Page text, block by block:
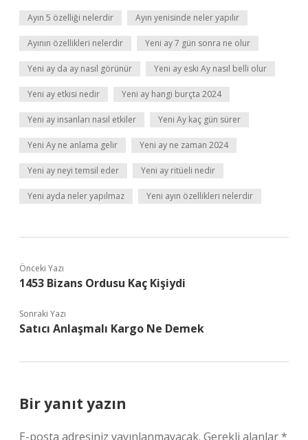
Ayın 5 özelliği nelerdir Ayın yenisinde neler yapılır
Ayının özellikleri nelerdir Yeni ay 7 gün sonra ne olur
Yeni ay da ay nasıl görünür Yeni ay eski Ay nasıl belli olur
Yeni ay etkisi nedir Yeni ay hangi burçta 2024
Yeni ay insanları nasıl etkiler Yeni Ay kaç gün sürer
Yeni Ay ne anlama gelir Yeni ay ne zaman 2024
Yeni ay neyi temsil eder Yeni ay ritüeli nedir
Yeni ayda neler yapılmaz Yeni ayın özellikleri nelerdir
Önceki Yazı
1453 Bizans Ordusu Kaç Kişiydi
Sonraki Yazı
Satıcı Anlaşmalı Kargo Ne Demek
Bir yanıt yazın
E-posta adresiniz yayınlanmayacak. Gerekli alanlar*